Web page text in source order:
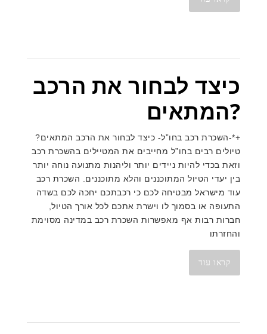
כיצד לבחור את הרכב
המתאים?
+*-השכרת רכב בחו”ל- כיצד לבחור את הרכב המתאים?
טיולים רבים בחו”ל מחייבים את המטיילים בהשכרת רכב
וזאת בכדי להיות ניידים יותר וליהנות מתנועה נוחה יותר
בין יעדי הטיול המתוכננים והלא מתוכננים. השכרת רכב
עוד מישראל מבטיחה לכם כי רכבתכם יחכה לכם בשדה
התעופה או בסמוך לו וישרת אתכם לכל אורך הטיול,
חברות רבות אף מאפשרות השכרת רכב במדינה מסוימת
והחזרתו
קראו עוד